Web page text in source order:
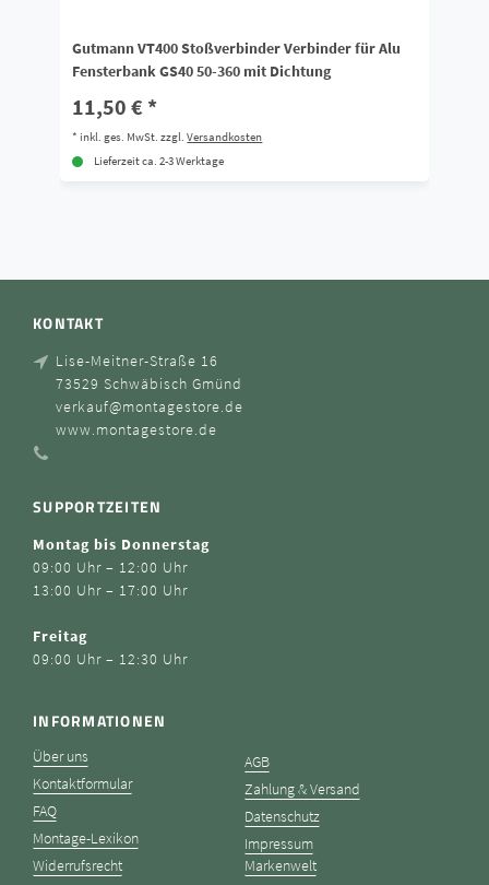
Gutmann VT400 Stoßverbinder Verbinder für Alu
Fensterbank GS40 50-360 mit Dichtung
11,50 € *
*inkl. ges. MwSt. zzgl.Versandkosten
Lieferzeit ca. 2-3 Werktage
KONTAKT
Lise-Meitner-Straße 16
73529 Schwäbisch Gmünd
verkauf@montagestore.de
www.montagestore.de
SUPPORTZEITEN
Montag bis Donnerstag
09:00 Uhr – 12:00 Uhr
13:00 Uhr – 17:00 Uhr
Freitag
09:00 Uhr – 12:30 Uhr
INFORMATIONEN
Über uns
Kontaktformular
FAQ
Montage-Lexikon
Widerrufsrecht
AGB
Zahlung & Versand
Datenschutz
Impressum
Markenwelt